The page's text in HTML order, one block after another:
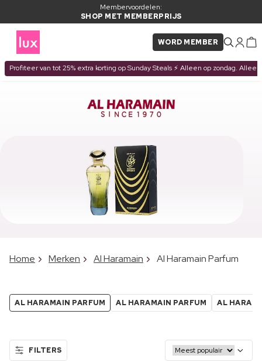
Membervoordelen:
SHOP MET MEMBERPRIJS
WORD MEMBER
Profiteer van tot 25% extra korting op Sunday Steals ⚡ Alleen op zondag.
Home Merken Al Haramain Al Haramain Parfum
AL HARAMAIN PARFUM AL HARAMAIN PARFUM AL
FILTERS